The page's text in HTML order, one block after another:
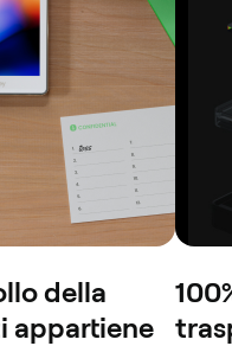
della
appartiene